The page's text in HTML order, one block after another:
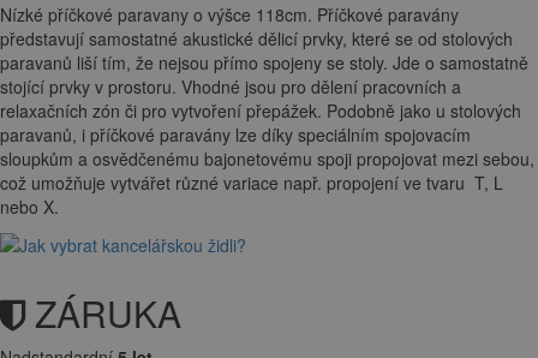
Nízké příčkové paravany o výšce 118cm. Příčkové paravány
představují samostatné akustické dělicí prvky, které se od stolových
paravanů liší tím, že nejsou přímo spojeny se stoly. Jde o samostatně
stojící prvky v prostoru. Vhodné jsou pro dělení pracovních a
relaxačních zón či pro vytvoření přepážek. Podobně jako u stolových
paravanů, i příčkové paravány lze díky speciálním spojovacím
sloupkům a osvědčenému bajonetovému spoji propojovat mezi sebou,
což umožňuje vytvářet různé variace např. propojení ve tvaru T, L
nebo X.
ZÁRUKA